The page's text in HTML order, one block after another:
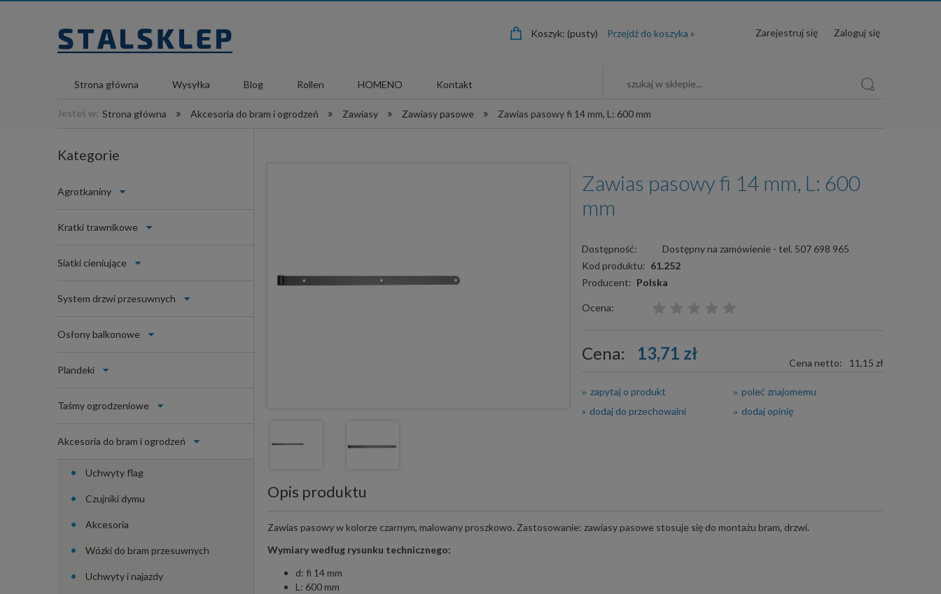
Zarejestruj się Zaloguj się
Koszyk: (pusty)
Strona główna Wysyłka Blog Rollen HOMENO Kontakt
Jesteś w: Strona główna » Akcesoria do bram i ogrodzeń » Zawiasy » Zawiasy pasowe » Zawias pasowy fi 14 mm, L: 600 mm
Kategorie
Agrotkaniny
Kratki trawnikowe
Siatki cieniujące
System drzwi przesuwnych
Osłony balkonowe
Plandeki
Taśmy ogrodzeniowe
Akcesoria do bram i ogrodzeń
Uchwyty flag
Czujniki dymu
Akcesoria
Wózki do bram przesuwnych
Uchwyty i najazdy
Zawias pasowy fi 14 mm, L: 600
mm
Dostępność:
Dostępny na zamówienie - tel. 507 698 965
Kod produktu: 61.252
Producent: Polska
Ocena:
Cena: 13,71 zł Cena netto: 11,15 zł
zapytaj o produkt
poleć znajomemu
dodaj do przechowalni
dodaj opinię
Opis produktu
Zawias pasowy w kolorze czarnym, malowany proszkowo. Zastosowanie: zawiasy pasowe stosuje się do montażu bram, drzwi.
Wymiary według rysunku technicznego:
d: fi 14 mm
L: 600 mm